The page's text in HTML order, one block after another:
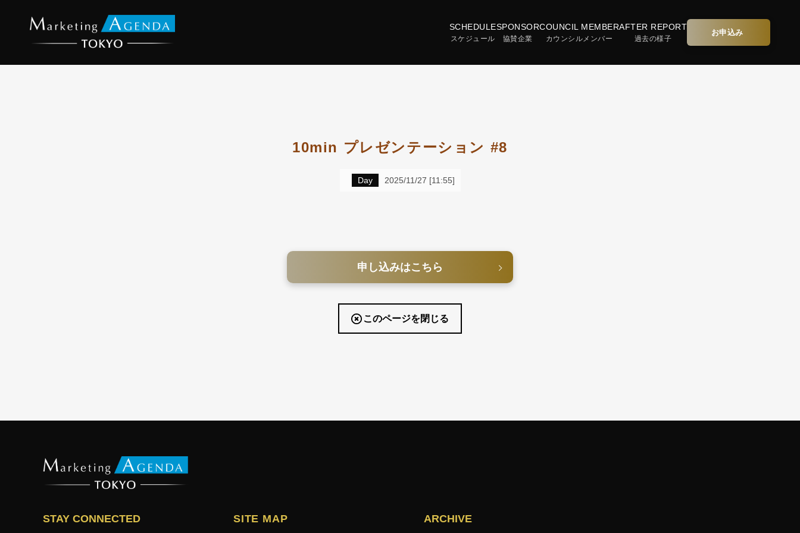
SCHEDULE
スケジュール
SPONSOR
協賛企業
COUNCIL MEMBER
カウンシルメンバー
AFTER REPORT
過去の様子
お申込み
10min プレゼンテーション #8
Day 2025/11/27 [11:55]
申し込みはこちら
このページを閉じる
STAY CONNECTED SITE MAP ARCHIVE